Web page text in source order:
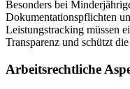
Besonders bei
Dokumentationspflichten
Leistungstracking müssen
Transparenz und schützt
Arbeitsrechtliche